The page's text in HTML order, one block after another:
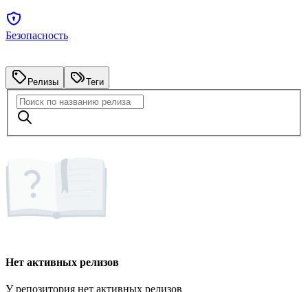
Безопасность
Релизы Теги
Нет активных релизов
У репозитория нет активных релизов